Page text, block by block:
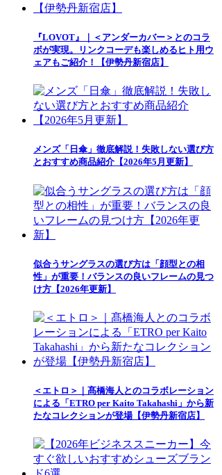
『LOVOT』｜＜アンダーカバー＞とのコラ
ボが実現。リンクコーデも楽しめるヒト用ウ
ェアもご紹介！【伊勢丹新宿店】
メンズ「日傘」徹底解説！失敗しない選び方
とおすすめ商品紹介【2026年5月更新】
似合うサングラスの選び方は「顔型との相
性」が重要！バランスの良いフレームの見つ
け方【2026年更新】
＜エトロ＞｜髙橋海人とのコラボレーション
による「ETRO per Kaito Takahashi」から新
たなコレクションが登場【伊勢丹新宿店】